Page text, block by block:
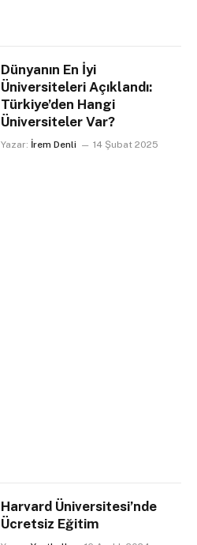
Dünyanın En İyi
Üniversiteleri Açıklandı:
Türkiye’den Hangi
Üniversiteler Var?
Yazar: İrem Denli 14 Şubat 2025
Harvard Üniversitesi’nde
Ücretsiz Eğitim